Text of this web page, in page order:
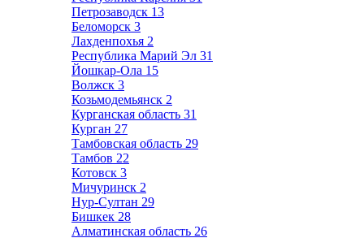
Петрозаводск 13
Беломорск 3
Лахденпохья 2
Республика Марий Эл 31
Йошкар-Ола 15
Волжск 3
Козьмодемьянск 2
Курганская область 31
Курган 27
Тамбовская область 29
Тамбов 22
Котовск 3
Мичуринск 2
Нур-Султан 29
Бишкек 28
Алматинская область 26